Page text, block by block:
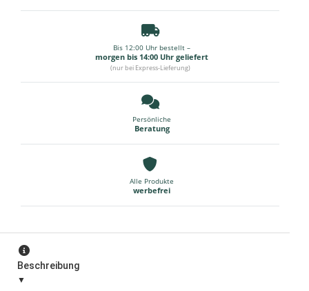
Bis 12:00 Uhr bestellt –
morgen bis 14:00 Uhr geliefert
(nur bei Express-Lieferung)
Persönliche
Beratung
Alle Produkte
werbefrei
Beschreibung